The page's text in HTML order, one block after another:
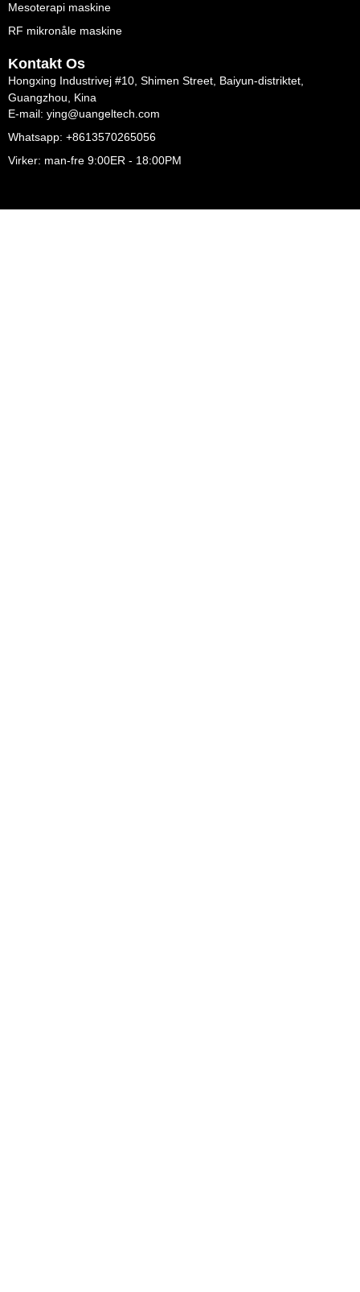
Mesoterapi maskine
RF mikronåle maskine
Kontakt Os
Hongxing Industrivej #10, Shimen Street, Baiyun-distriktet,
Guangzhou, Kina
E-mail: ying@uangeltech.com
Whatsapp: +8613570265056
Virker: man-fre 9:00ER - 18:00PM